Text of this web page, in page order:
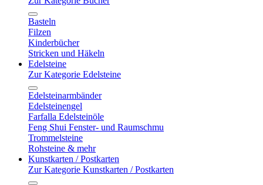
Basteln
Filzen
Kinderbücher
Stricken und Häkeln
Edelsteine
Zur Kategorie Edelsteine
Edelsteinarmbänder
Edelsteinengel
Farfalla Edelsteinöle
Feng Shui Fenster- und Raumschmu
Trommelsteine
Rohsteine & mehr
Kunstkarten / Postkarten
Zur Kategorie Kunstkarten / Postkarten